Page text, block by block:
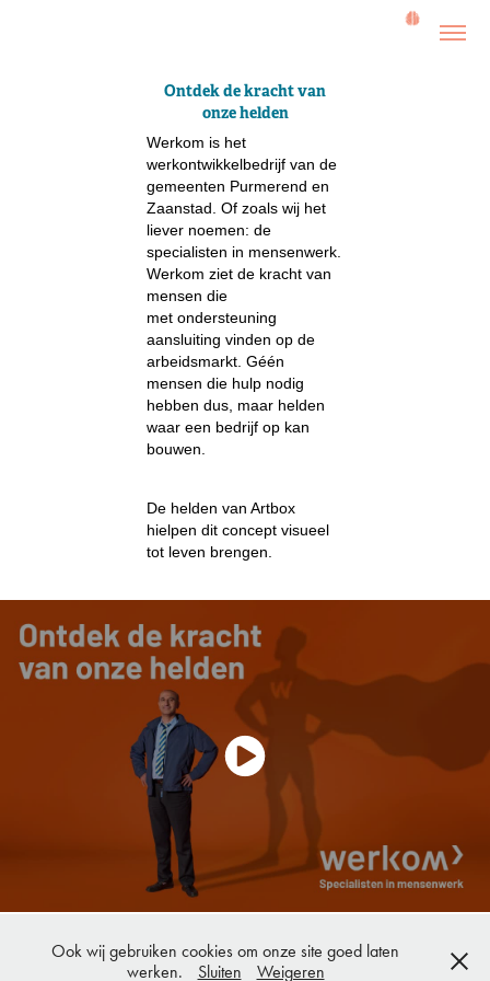
Ontdek de kracht van
onze helden
Werkom is het
werkontwikkelbedrijf van de
gemeenten Purmerend en
Zaanstad. Of zoals wij het
liever noemen: de
specialisten in mensenwerk.
Werkom ziet de kracht van
mensen die
met ondersteuning
aansluiting vinden op de
arbeidsmarkt. Géén
mensen die hulp nodig
hebben dus, maar helden
waar een bedrijf op kan
bouwen.
De helden van Artbox
hielpen dit concept visueel
tot leven brengen.
© 2025 B.R.A.I.N. CREATIVES
Ook wij gebruiken cookies om onze site goed laten
werken.
Sluiten Weigeren